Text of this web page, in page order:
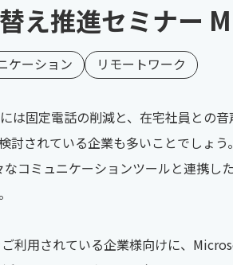
え推進セミナー
ケーション リモートワーク
は固定電話の削減と、在宅社員との
討されている企業も多いことでしょう。
なコミュニケーションツールと連携
利用されている企業様向けに、